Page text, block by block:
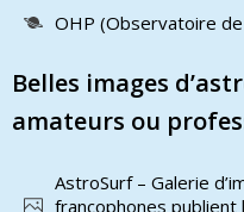
OHP (Observatoire
Belles images
amateurs ou
AstroSurf – Galerie
francophones